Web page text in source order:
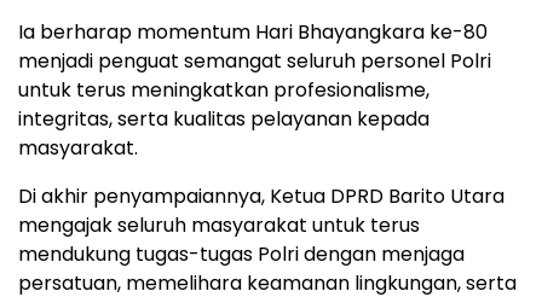
Ia berharap momentum Hari Bhayangkara ke-80
menjadi penguat semangat seluruh personel Polri
untuk terus meningkatkan profesionalisme,
integritas, serta kualitas pelayanan kepada
masyarakat.
Di akhir penyampaiannya, Ketua DPRD Barito Utara
mengajak seluruh masyarakat untuk terus
mendukung tugas-tugas Polri dengan menjaga
persatuan, memelihara keamanan lingkungan, serta